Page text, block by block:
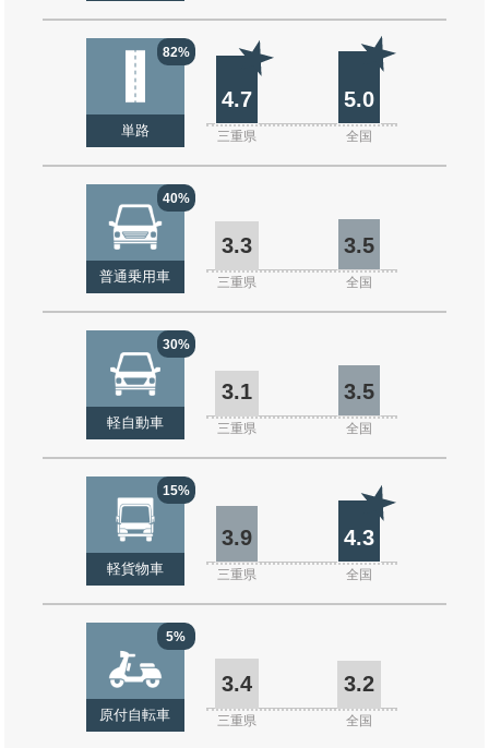
82%
単路
4.7 5.0
三重県 全国
40%
普通乗用車
3.3 3.5
三重県 全国
30%
軽自動車
3.1 3.5
三重県 全国
15%
軽貨物車
3.9 4.3
三重県 全国
5%
原付自転車
3.4 3.2
三重県 全国